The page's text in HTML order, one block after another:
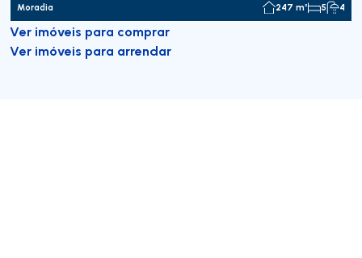
Moradia 247 m² 5 4
Ver imóveis para comprar
Ver imóveis para arrendar